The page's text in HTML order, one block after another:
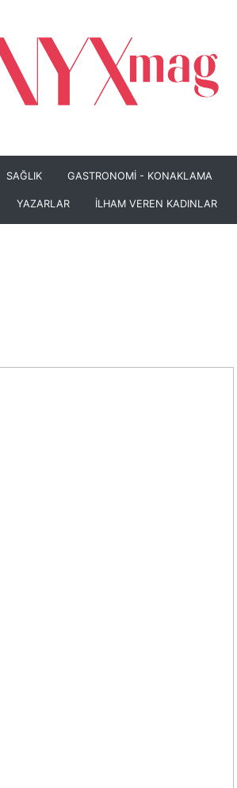
SAĞLIK GASTRONOMİ - KONAKLAMA
YAZARLAR İLHAM VEREN KADINLAR